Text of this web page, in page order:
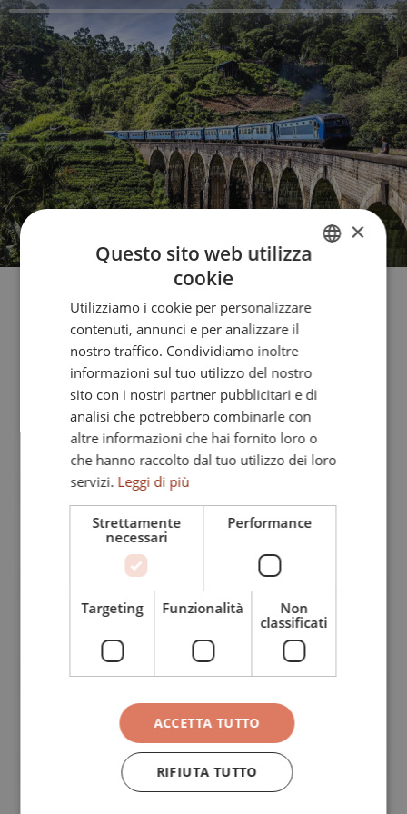
Contact us
Subject of your request
First name *
Last name *
ENGLISH
GERMAN
×
Questo sito web utilizza
cookie
Utilizziamo i cookie per personalizzare
contenuti, annunci e per analizzare il
nostro traffico. Condividiamo inoltre
informazioni sul tuo utilizzo del nostro
sito con i nostri partner pubblicitari e di
analisi che potrebbero combinarle con
altre informazioni che hai fornito loro o
che hanno raccolto dal tuo utilizzo dei loro
servizi. Leggi di più
Strettamente
necessari
Performance
Targeting Funzionalità
Non
classificati
ACCETTA TUTTO
RIFIUTA TUTTO